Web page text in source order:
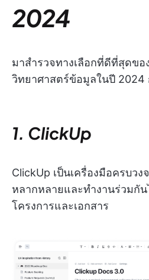
2024
มาสำรวจทางเลือกที่ดีที่สุดข
วิทยาศาสตร์ข้อมูลในปี 2024
1. ClickUp
ClickUp เป็นเครื่องมือครบว
หลากหลายและทำงานร่วมกั
โครงการและเอกสาร